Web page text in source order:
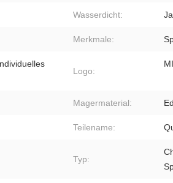
Wasserdicht: Ja
Merkmale:
Logo:
Magermaterial:
Teilename:
Typ: